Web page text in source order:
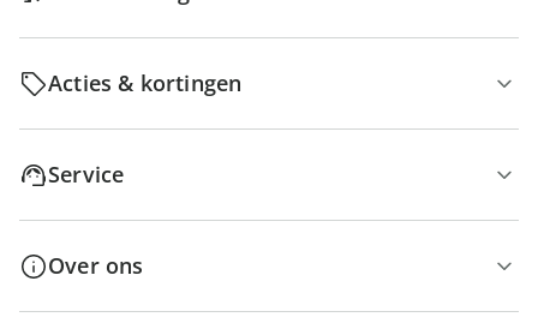
Acties & kortingen
Service
Over ons